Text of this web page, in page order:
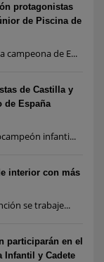
protagonistas
de Piscina de
campeona de E...
de Castilla y
de España
infanti...
interior con más
se trabaje...
participarán en el
Infantil y Cadete